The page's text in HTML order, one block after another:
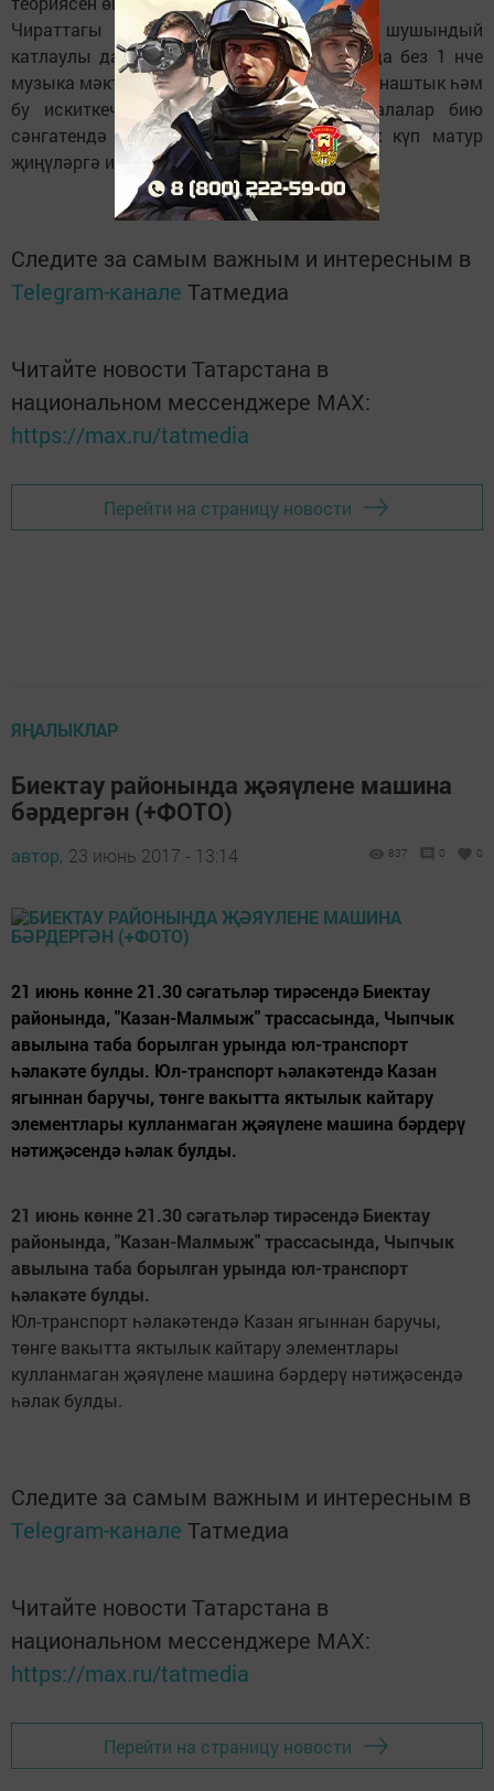
Чираттагы уку-бию елы тәмам һәм шушындый
катлаулы да, нәтиҗәле дә елның азагында без 1 нче
музыка мәктәбенең отчет концертында катнаштык һәм
бу искиткеч вакыйга булды! Безнең балалар бию
сәнгатендә зур камиллеккә һәм әле бик күп матур
җиңүләргә ирешерләр, дип ышанабыз.
Следите за самым важным и интересным в
Telegram-канале Татмедиа
Читайте новости Татарстана в
национальном мессенджере MАХ:
https://max.ru/tatmedia
Перейти на страницу новости
ЯҢАЛЫКЛАР
Биектау районында җәяүлене машина
бәрдергән (+ФОТО)
автор, 23 июнь 2017 - 13:14 837 0 0
21 июнь көнне 21.30 сәгатьләр тирәсендә Биектау
районында, "Казан-Малмыж" трассасында, Чыпчык
авылына таба борылган урында юл-транспорт
һәлакәте булды. Юл-транспорт һәлакәтендә Казан
ягыннан баручы, төнге вакытта яктылык кайтару
элементлары кулланмаган җәяүлене машина бәрдерү
нәтиҗәсендә һәлак булды.
21 июнь көнне 21.30 сәгатьләр тирәсендә Биектау
районында, "Казан-Малмыж" трассасында, Чыпчык
авылына таба борылган урында юл-транспорт
һәлакәте булды.
Юл-транспорт һәлакәтендә Казан ягыннан баручы,
төнге вакытта яктылык кайтару элементлары
кулланмаган җәяүлене машина бәрдерү нәтиҗәсендә
һәлак булды.
Следите за самым важным и интересным в
Telegram-канале Татмедиа
Читайте новости Татарстана в
национальном мессенджере MАХ:
https://max.ru/tatmedia
Перейти на страницу новости